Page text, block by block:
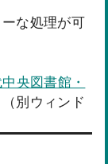
な処理が可
央図書館・
別ウィンド